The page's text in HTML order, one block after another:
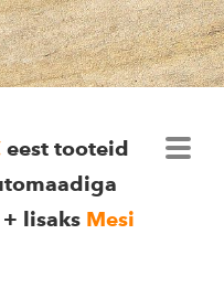
eest tooteid
lisaks Mesi